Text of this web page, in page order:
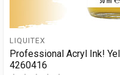
LIQUITEX
Professional Acryl Ink!
4260416